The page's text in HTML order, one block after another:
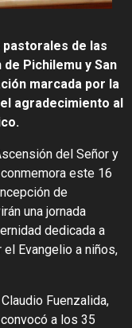
de las
Pichilemu y San
marcada por la
agradecimiento al
del Señor y
este 16
de
una jornada
dedicada a
Evangelio a niños,
Fuenzalida,
a los 35